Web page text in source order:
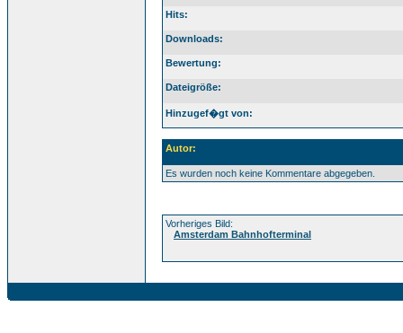
Hits:
Downloads:
Bewertung:
Dateigröße:
Hinzugef�gt von:
Autor:
Es wurden noch keine Kommentare abgegeben.
Vorheriges Bild:
Amsterdam Bahnhofterminal